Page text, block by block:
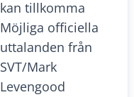
kan tillkomma
Möjliga officiella
uttalanden från
SVT/Mark
Levengood